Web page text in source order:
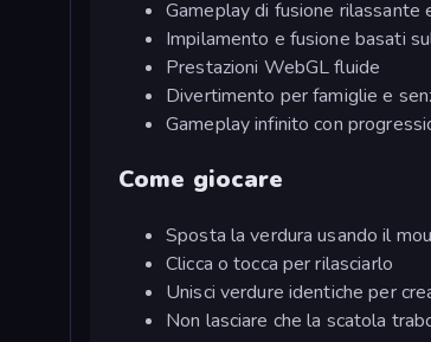
Gameplay di fusione rilassante
Impilamento e fusione basati
Prestazioni WebGL fluide
Divertimento per famiglie e
Gameplay infinito con
Come giocare
Sposta la verdura usando il
Clicca o tocca per rilasciarlo
Unisci verdure identiche per
Non lasciare che la scatola